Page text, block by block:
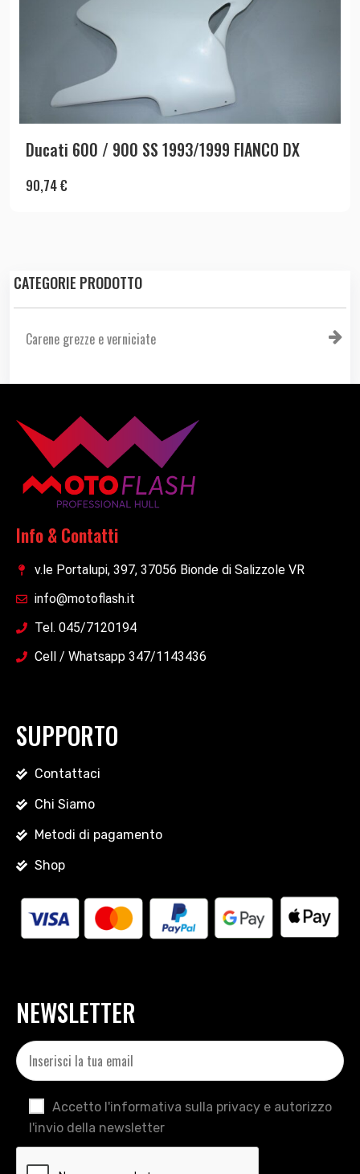
CATEGORIE PRODOTTO
Carene grezze e verniciate
Ducati 600 / 900 SS 1993/1999 FIANCO DX
90,74€
Info & Contatti
v.le Portalupi, 397, 37056 Bionde di Salizzole VR
info@motoflash.it
Tel. 045/7120194
Cell / Whatsapp 347/1143436
SUPPORTO
Contattaci
Chi Siamo
Metodi di pagamento
Shop
NEWSLETTER
Accetto l'informativa sulla privacy e autorizzo
l'invio della newsletter